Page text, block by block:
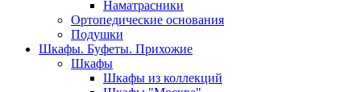
Наматрасники
Ортопедические основания
Подушки
Шкафы. Буфеты. Прихожие
Шкафы
Шкафы из коллекций